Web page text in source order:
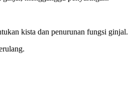
kista dan penurunan fungsi ginjal.